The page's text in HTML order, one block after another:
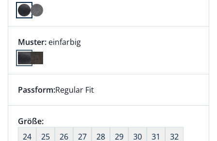
Farbe Graublau ausgewählt
Muster: einfarbig
Dieser Artikel hat die Passform Regular Fit. für
Passform:Regular Fit
Größenauswahl:
Größe:nichts ausgewählt
24
25 26 27 28 29 30 31
32